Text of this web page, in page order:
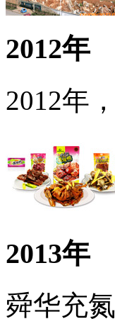
2012年
2012年
2013年
舜华充